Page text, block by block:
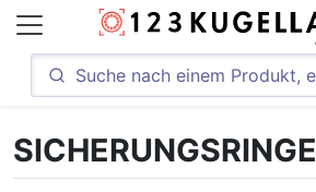
SICHERUNGSRINGE